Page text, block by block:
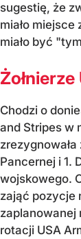
sugestię, że
miało
miało być
Chodzi o
and Stripes w
Pancernej i 1.
wojskowego.
zająć pozycje
zaplanowanej
rotacji USA